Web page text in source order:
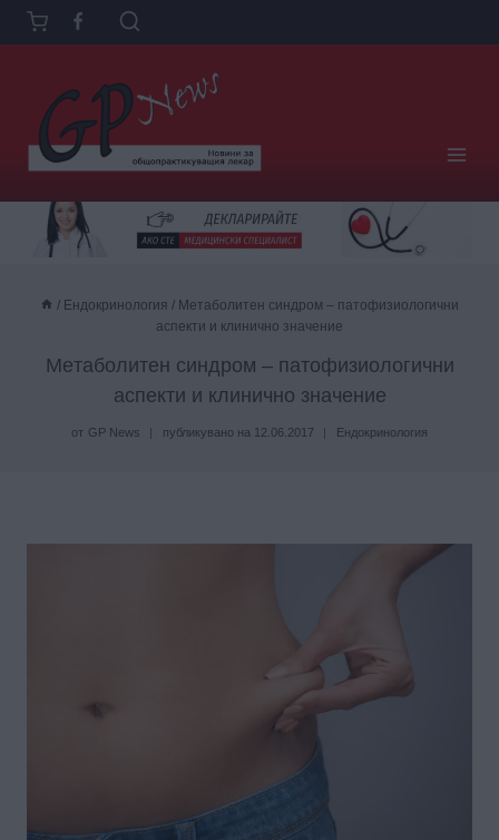
Към
съдържанието
/ Ендокринология / Мeтаболитен синдром – патофизиологични
аспекти и клинично значение
Мeтаболитен синдром – патофизиологични
аспекти и клинично значение
от GP News публикувано на 12.06.2017 Ендокринология